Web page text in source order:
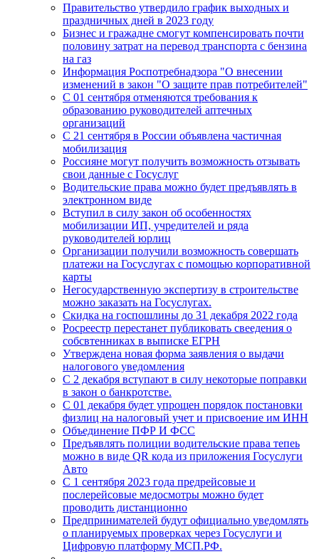
Правительство утвердило график выходных и
праздничных дней в 2023 году
Бизнес и гражадне смогут компенсировать почти
половину затрат на перевод транспорта с бензина
на газ
Информация Роспотребнадзора "О внесении
изменений в закон "О защите прав потребителей"
С 01 сентября отменяются требования к
образованию руководителей аптечных
организаций
С 21 сентября в России объявлена частичная
мобилизация
Россияне могут получить возможность отзывать
свои данные с Госуслуг
Водительские права можно будет предъявлять в
электронном виде
Вступил в силу закон об особенностях
мобилизации ИП, учредителей и ряда
руководителей юрлиц
Организации получили возможность совершать
платежи на Госуслугах с помощью корпоративной
карты
Негосударственную экспертизу в строительстве
можно заказать на Госуслугах.
Скидка на госпошлины до 31 декабря 2022 года
Росреестр перестанет публиковать свеедения о
собсвтенниках в выписке ЕГРН
Утверждена новая форма заявления о выдачи
налогового уведомления
С 2 декабря вступают в силу некоторые поправки
в закон о банкротстве.
C 01 декабря будет упрощен порядок постановки
физлиц на налоговый учет и присвоение им ИНН
Объединение ПФР И ФСС
Предъявлять полиции водительские права тепеь
можно в виде QR кода из приложения Госуслуги
Авто
С 1 сентября 2023 года предрейсовые и
послерейсовые медосмотры можно будет
проводить дистанционно
Предпринимателей будут официально уведомлять
о планируемых проверках через Госуслуги и
Цифровую платформу МСП.РФ.